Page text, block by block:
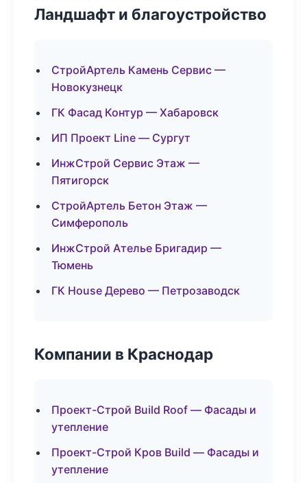
Ландшафт и благоустройство
СтройАртель Камень Сервис —
Новокузнецк
ГК Фасад Контур — Хабаровск
ИП Проект Line — Сургут
ИнжСтрой Сервис Этаж —
Пятигорск
СтройАртель Бетон Этаж —
Симферополь
ИнжСтрой Ателье Бригадир —
Тюмень
ГК House Дерево — Петрозаводск
Компании в Краснодар
Проект-Строй Build Roof — Фасады и
утепление
Проект-Строй Кров Build — Фасады и
утепление